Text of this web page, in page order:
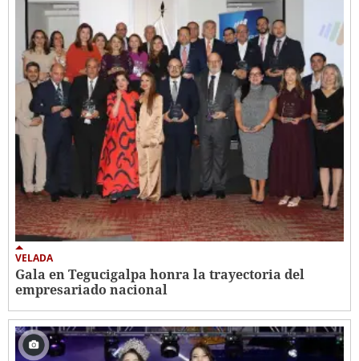
VELADA
Gala en Tegucigalpa honra la trayectoria del
empresariado nacional